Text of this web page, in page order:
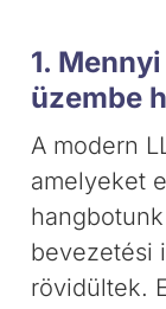
1.
üzembe
A modern
amelyeket
bevezetési
rövidültek.